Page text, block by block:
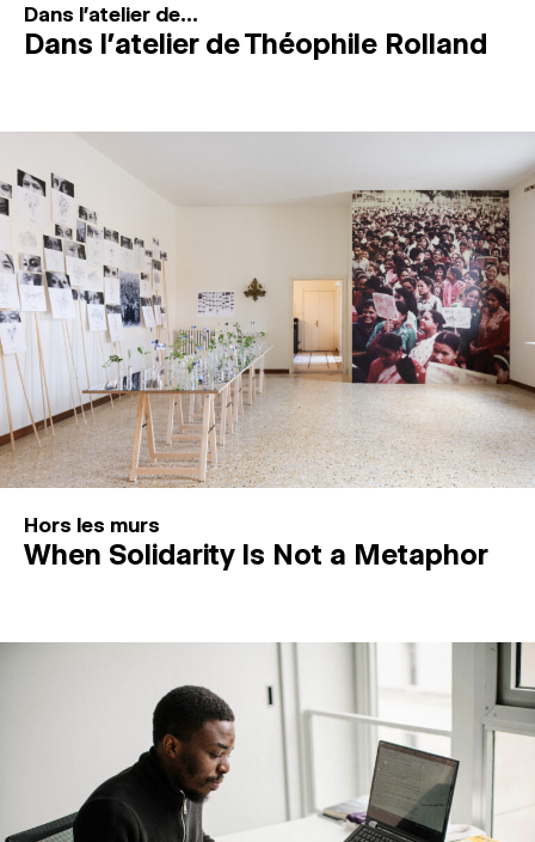
Dans l'atelier de...
Dans l’atelier de Théophile Rolland
Hors les murs
When Solidarity Is Not a Metaphor